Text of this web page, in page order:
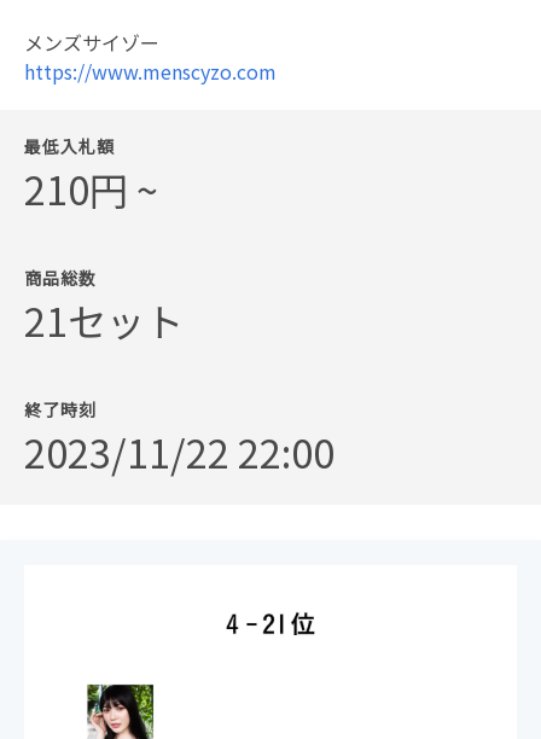
メンズサイゾー
https://www.menscyzo.com
最低入札額
210円 ~
商品総数
21セット
終了時刻
2023/11/22 22:00